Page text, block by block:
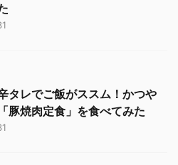
タレでご飯がススム！かつや
豚焼肉定食」を食べてみた